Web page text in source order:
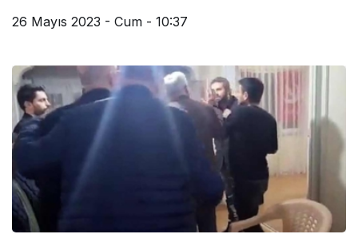
26 Mayıs 2023 - Cum - 10:37